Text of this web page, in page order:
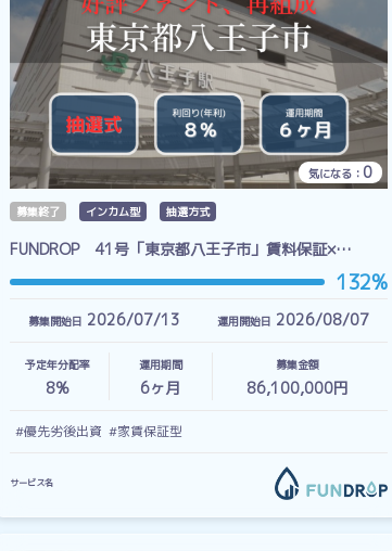
気になる： 0
募集終了 インカム型 抽選方式
FUNDROP 41号「東京都八王子市」賃料保証×…
132%
募集開始日 2026/07/13 運用開始日 2026/08/07
予定年分配率
8%
運用期間
6ヶ月
募集金額
86,100,000円
#優先劣後出資 #家賃保証型
サービス名